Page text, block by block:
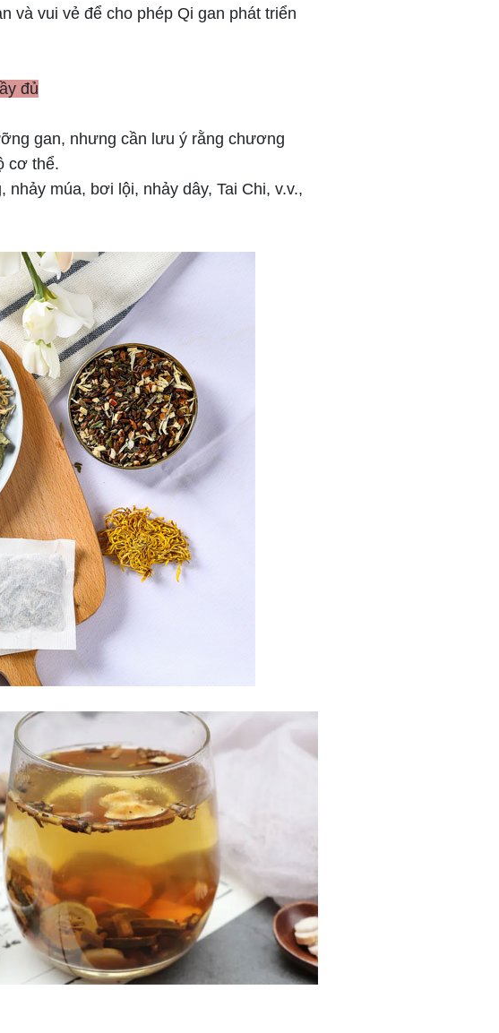
và vui vẻ để cho phép Qi gan phát triển
đủ
gan, nhưng cần lưu ý rằng chương
cơ thể.
múa, bơi lội, nhảy dây, Tai Chi, v.v.,